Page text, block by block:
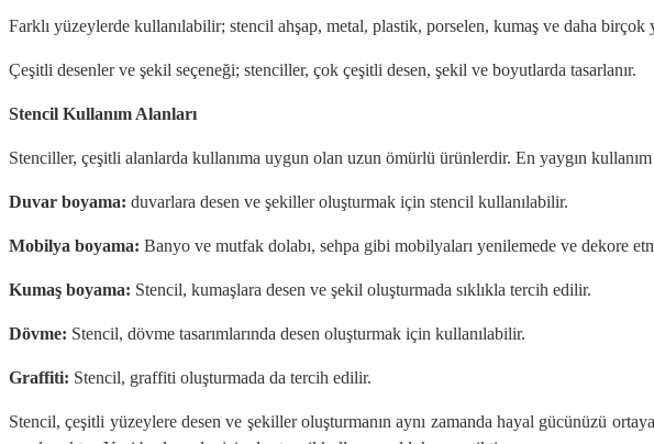
Farklı yüzeylerde kullanılabilir; stencil ahşap, metal, plastik, porselen, kumaş ve daha birçok
Çeşitli desenler ve şekil seçeneği; stenciller, çok çeşitli desen, şekil ve boyutlarda tasarlanır.
Stencil Kullanım Alanları
Stenciller, çeşitli alanlarda kullanıma uygun olan uzun ömürlü ürünlerdir. En yaygın kullanım
Duvar boyama: duvarlara desen ve şekiller oluşturmak için stencil kullanılabilir.
Mobilya boyama: Banyo ve mutfak dolabı, sehpa gibi mobilyaları yenilemede ve dekore
Kumaş boyama: Stencil, kumaşlara desen ve şekil oluşturmada sıklıkla tercih edilir.
Dövme: Stencil, dövme tasarımlarında desen oluşturmak için kullanılabilir.
Graffiti: Stencil, graffiti oluşturmada da tercih edilir.
Stencil, çeşitli yüzeylere desen ve şekiller oluşturmanın aynı zamanda hayal gücünüzü